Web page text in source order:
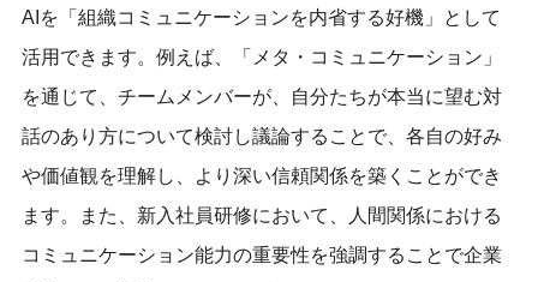
AIを「組織コミュニケーションを内省する好機」として
活用できます。例えば、「メタ・コミュニケーション」
を通じて、チームメンバーが、自分たちが本当に望む対
話のあり方について検討し議論することで、各自の好み
や価値観を理解し、より深い信頼関係を築くことができ
ます。また、新入社員研修において、人間関係における
コミュニケーション能力の重要性を強調することで企業